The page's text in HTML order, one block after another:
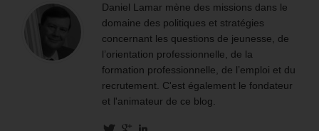
Daniel Lamar mène des missions dans le
domaine des politiques et stratégies
concernant les questions de jeunesse, de
l’orientation professionnelle, de la
formation professionnelle, de l’emploi et du
recrutement. C'est également le fondateur
et l'animateur de ce blog.